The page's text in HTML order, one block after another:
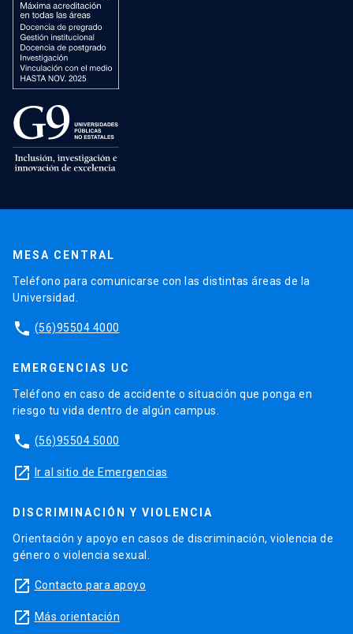
MESA CENTRAL
Teléfono para comunicarse con las distintas áreas de la
Universidad.
phone (56)95504 4000
EMERGENCIAS UC
Teléfono en caso de accidente o situación que ponga en
riesgo tu vida dentro de algún campus.
phone (56)95504 5000
launch Ir al sitio de Emergencias
DISCRIMINACIÓN Y VIOLENCIA
Orientación y apoyo en casos de discriminación, violencia de
género o violencia sexual.
launch Contacto para apoyo
launch Más orientación